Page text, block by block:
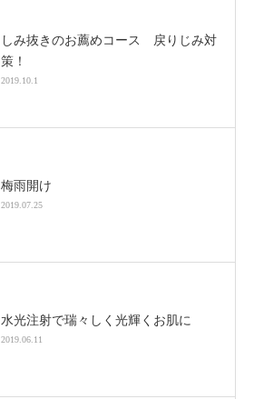
しみ抜きのお薦めコース 戻りじみ対
策！
2019.10.1
梅雨開け
2019.07.25
水光注射で瑞々しく光輝くお肌に
2019.06.11